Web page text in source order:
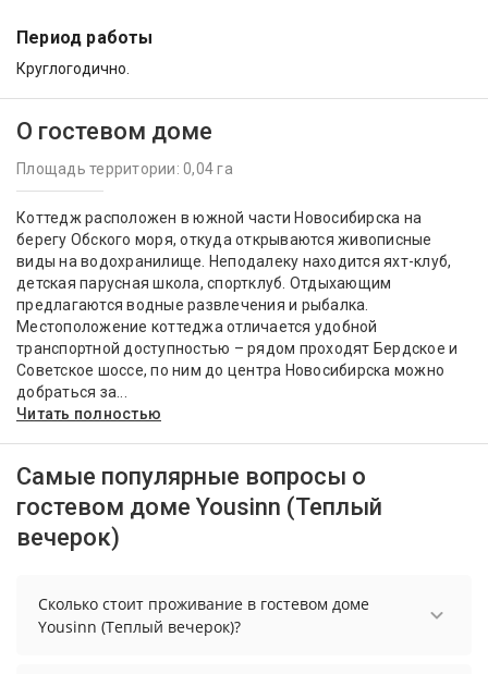
Период работы
Круглогодично.
О гостевом доме
Площадь территории: 0,04 га
Коттедж расположен в южной части Новосибирска на
берегу Обского моря, откуда открываются живописные
виды на водохранилище. Неподалеку находится яхт-клуб,
детская парусная школа, спортклуб. Отдыхающим
предлагаются водные развлечения и рыбалка.
Местоположение коттеджа отличается удобной
транспортной доступностью – рядом проходят Бердское и
Советское шоссе, по ним до центра Новосибирска можно
добраться за...
Читать полностью
Самые популярные вопросы о
гостевом доме Yousinn (Теплый
вечерок)
Сколько стоит проживание в гостевом доме
Yousinn (Теплый вечерок)?